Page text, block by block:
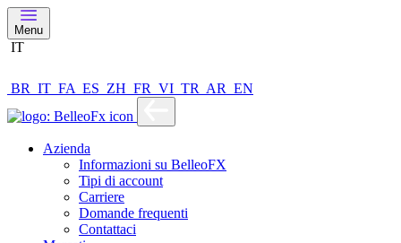
Menu
IT
BR IT FA ES ZH FR VI TR AR EN
Azienda
Informazioni su BelleoFX
Tipi di account
Carriere
Domande frequenti
Contattaci